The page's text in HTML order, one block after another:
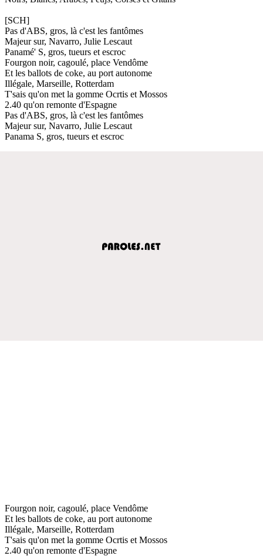
[SCH]
Pas d'ABS, gros, là c'est les fantômes
Majeur sur, Navarro, Julie Lescaut
Panamé' S, gros, tueurs et escroc
Fourgon noir, cagoulé, place Vendôme
Et les ballots de coke, au port autonome
Illégale, Marseille, Rotterdam
T'sais qu'on met la gomme Ocrtis et Mossos
2.40 qu'on remonte d'Espagne
Pas d'ABS, gros, là c'est les fantômes
Majeur sur, Navarro, Julie Lescaut
Panama S, gros, tueurs et escroc
Fourgon noir, cagoulé, place Vendôme
Et les ballots de coke, au port autonome
Illégale, Marseille, Rotterdam
T'sais qu'on met la gomme Ocrtis et Mossos
2.40 qu'on remonte d'Espagne